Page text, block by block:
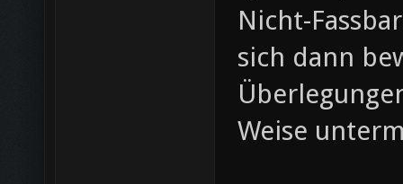
Nicht-
sich dann
Weise